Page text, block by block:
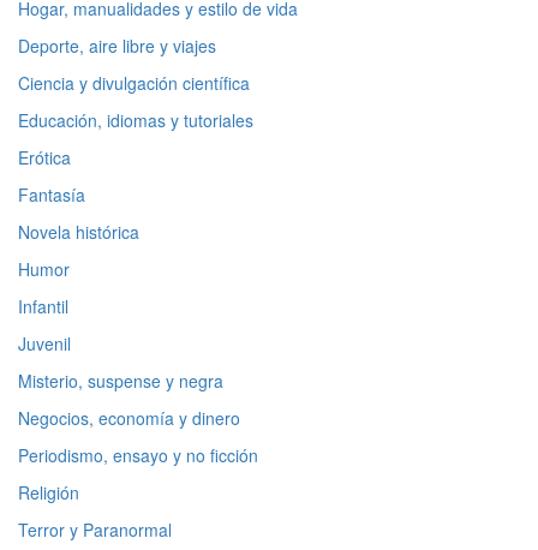
Hogar, manualidades y estilo de vida
Deporte, aire libre y viajes
Ciencia y divulgación científica
Educación, idiomas y tutoriales
Erótica
Fantasía
Novela histórica
Humor
Infantil
Juvenil
Misterio, suspense y negra
Negocios, economía y dinero
Periodismo, ensayo y no ficción
Religión
Terror y Paranormal